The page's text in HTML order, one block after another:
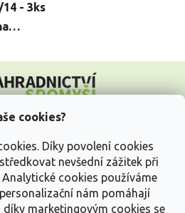
cookies?
Díky povolení cookies
nevšední zážitek při
cookies používáme
nám pomáhají
díky marketingovým cookies se
- 3ks